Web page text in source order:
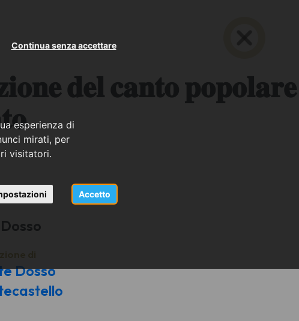
esperienza di
mirati, per
visitatori.
Accetto
Continua senza accettare
𝐝𝐞𝐥 𝐜𝐚𝐧𝐭𝐨 𝐩𝐨𝐩𝐨𝐥𝐚𝐫𝐞
Dosso